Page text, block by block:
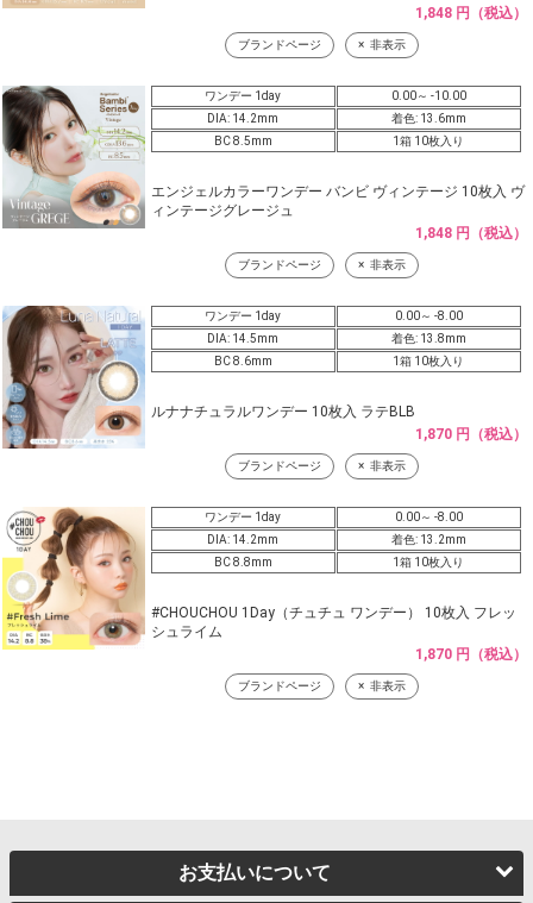
1,848 円（税込）
ブランドページ 非表示
ワンデー 1day
0.00～ -10.00
DIA: 14.2mm
着色: 13.6mm
BC 8.5mm
1箱 10枚入り
エンジェルカラーワンデー バンビ ヴィンテージ 10枚入 ヴ
ィンテージグレージュ
1,848 円（税込）
ブランドページ 非表示
ワンデー 1day
0.00～ -8.00
DIA: 14.5mm
着色: 13.8mm
BC 8.6mm
1箱 10枚入り
ルナナチュラルワンデー 10枚入 ラテBLB
1,870 円（税込）
ブランドページ 非表示
ワンデー 1day
0.00～ -8.00
DIA: 14.2mm
着色: 13.2mm
BC 8.8mm
1箱 10枚入り
#CHOUCHOU 1Day（チュチュ ワンデー） 10枚入 フレッ
シュライム
1,870 円（税込）
ブランドページ 非表示
お支払いについて